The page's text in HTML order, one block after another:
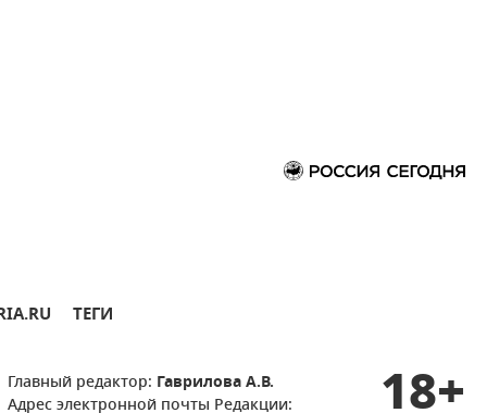
ТЕГИ
Главный редактор: Гаврилова А.В.
Адрес электронной почты Редакции:
18+